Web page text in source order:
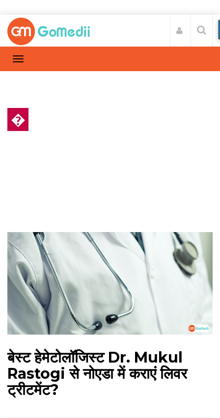
�
बेस्ट हेमेटोलॉजिस्ट Dr. Mukul
Rastogi से नोएडा में कराएं लिवर
ट्रीटमेंट?